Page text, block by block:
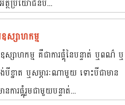
ត្ថប្រយោជន៍បី...
ស្សាហកម្ម
ស្សាហកម្ម គឺជាការផ្គុំនៃបន្ទាត់ ឬពណ៌ ឬ
បីខ្នាត ឬសម្ភារៈណាមួយ ទោះបីជាមាន
នការផ្គុំរួមជាមួយបន្ទាត់...